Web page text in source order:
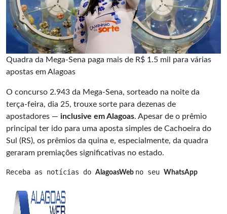
Quadra da Mega-Sena paga mais de R$ 1.5 mil para várias
apostas em Alagoas
O concurso 2.943 da Mega-Sena, sorteado na noite da
terça-feira, dia 25, trouxe sorte para dezenas de
apostadores — inclusive em Alagoas. Apesar de o prêmio
principal ter ido para uma aposta simples de Cachoeira do
Sul (RS), os prêmios da quina e, especialmente, da quadra
geraram premiações significativas no estado.
Receba as notícias do AlagoasWeb no seu WhatsApp